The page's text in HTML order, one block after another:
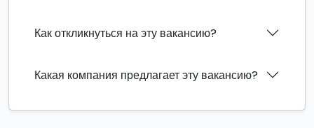
Как откликнуться на эту вакансию?
Какая компания предлагает эту вакансию?